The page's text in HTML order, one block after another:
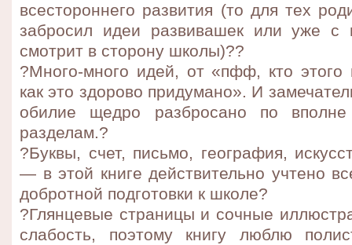
всестороннего развития (то для тех
забросил идеи развивашек или уже с
смотрит в сторону школы)?‍?
?Много-много идей, от «пфф, кто этого
как это здорово придумано». И
обилие щедро разбросано по
разделам.?️
?Буквы, счет, письмо, география,
— в этой книге действительно учтено
добротной подготовки к школе?
?Глянцевые страницы и сочные
слабость, поэтому книгу люблю